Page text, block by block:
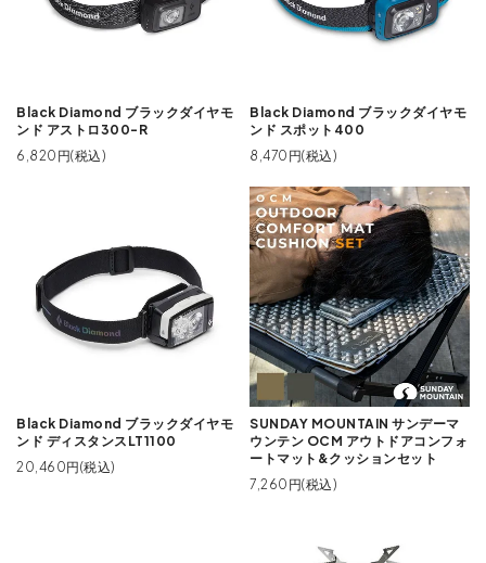
Black Diamond ブラックダイヤモ
ンド アストロ300-R
6,820円(税込)
Black Diamond ブラックダイヤモ
ンド スポット400
8,470円(税込)
Black Diamond ブラックダイヤモ
ンド ディスタンスLT1100
20,460円(税込)
SUNDAY MOUNTAIN サンデーマ
ウンテン OCM アウトドアコンフォ
ートマット&クッションセット
7,260円(税込)